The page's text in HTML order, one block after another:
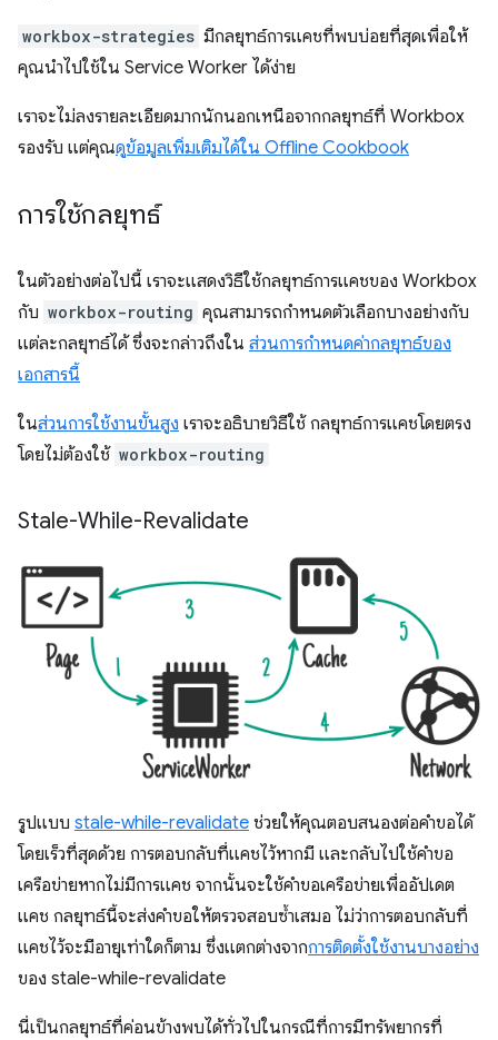
workbox-strategies มีกลยุทธ์การแคชที่พบบ่อยที่สุดเพื่อให้
คุณนำไปใช้ใน Service Worker ได้ง่าย
เราจะไม่ลงรายละเอียดมากนักนอกเหนือจากกลยุทธ์ที่ Workbox
รองรับ แต่คุณดูข้อมูลเพิ่มเติมได้ใน Offline Cookbook
การใช้กลยุทธ์
ในตัวอย่างต่อไปนี้ เราจะแสดงวิธีใช้กลยุทธ์การแคชของ Workbox
กับ workbox-routing คุณสามารถกำหนดตัวเลือกบางอย่างกับ
แต่ละกลยุทธ์ได้ ซึ่งจะกล่าวถึงใน ส่วนการกำหนดค่ากลยุทธ์ของ
เอกสารนี้
ในส่วนการใช้งานขั้นสูง เราจะอธิบายวิธีใช้ กลยุทธ์การแคชโดยตรง
โดยไม่ต้องใช้ workbox-routing
Stale-While-Revalidate
รูปแบบ stale-while-revalidate ช่วยให้คุณตอบสนองต่อคำขอได้
โดยเร็วที่สุดด้วย การตอบกลับที่แคชไว้หากมี และกลับไปใช้คำขอ
เครือข่ายหากไม่มีการแคช จากนั้นจะใช้คำขอเครือข่ายเพื่ออัปเดต
แคช กลยุทธ์นี้จะส่งคำขอให้ตรวจสอบซ้ำเสมอ ไม่ว่าการตอบกลับที่
แคชไว้จะมีอายุเท่าใดก็ตาม ซึ่งแตกต่างจากการติดตั้งใช้งานบางอย่าง
ของ stale-while-revalidate
นี่เป็นกลยุทธ์ที่ค่อนข้างพบได้ทั่วไปในกรณีที่การมีทรัพยากรที่